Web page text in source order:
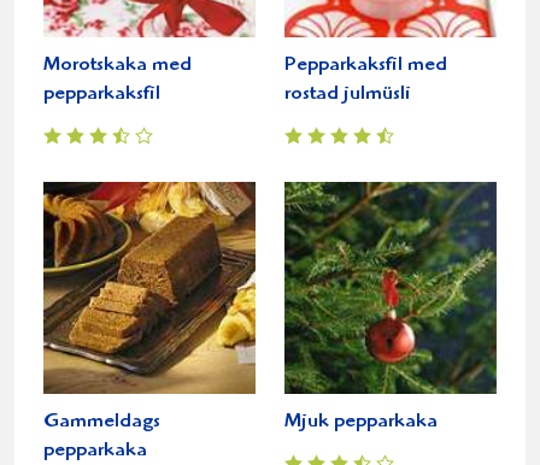
Morotskaka med
pepparkaksfil
Pepparkaksfil med
rostad julmüsli
Gammeldags
pepparkaka
Mjuk pepparkaka